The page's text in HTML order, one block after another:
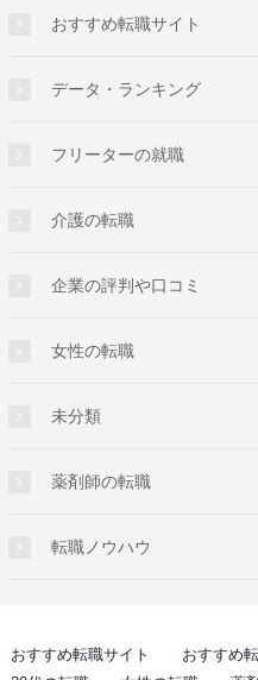
おすすめ転職サイト
データ・ランキング
フリーターの就職
介護の転職
企業の評判や口コミ
女性の転職
未分類
薬剤師の転職
転職ノウハウ
おすすめ転職サイト おすすめ